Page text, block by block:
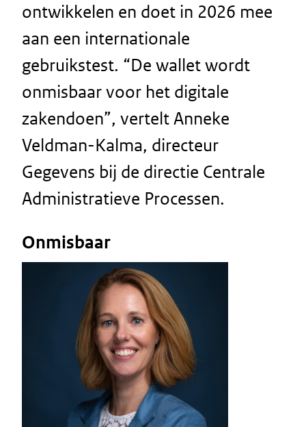
ontwikkelen en doet in 2026 mee
aan een internationale
gebruikstest. “De wallet wordt
onmisbaar voor het digitale
zakendoen”, vertelt Anneke
Veldman-Kalma, directeur
Gegevens bij de directie Centrale
Administratieve Processen.
Onmisbaar